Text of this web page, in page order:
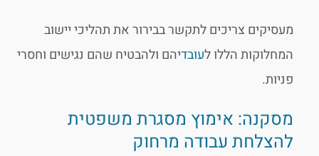
מעסיקים צריכים לתקשר בבירור את תהליכי יישוב
המחלוקות הללו לעובדיהם ולהבטיח שהם נגישים וחסרי
פניות.
מסקנה: אימוץ מסגרת משפטית
להצלחת עבודה מרחוק